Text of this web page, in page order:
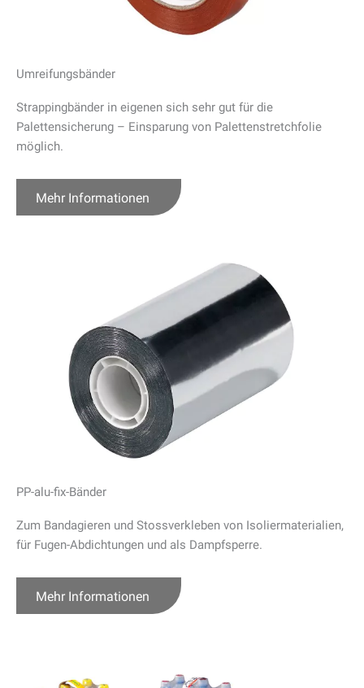
Umreifungsbänder
Strappingbänder in eigenen sich sehr gut für die
Palettensicherung – Einsparung von Palettenstretchfolie
möglich.
Mehr Informationen
PP-alu-fix-Bänder
Zum Bandagieren und Stossverkleben von Isoliermaterialien,
für Fugen-Abdichtungen und als Dampfsperre.
Mehr Informationen